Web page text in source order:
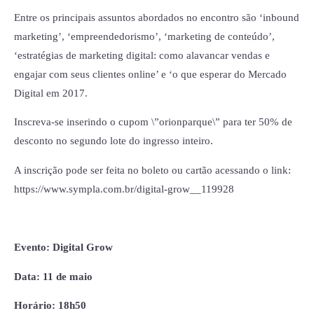
Entre os principais assuntos abordados no encontro são ‘inbound
marketing’, ‘empreendedorismo’, ‘marketing de conteúdo’,
‘estratégias de marketing digital: como alavancar vendas e
engajar com seus clientes online’ e ‘o que esperar do Mercado
Digital em 2017.
Inscreva-se inserindo o cupom \”orionparque\” para ter 50% de
desconto no segundo lote do ingresso inteiro.
A inscrição pode ser feita no boleto ou cartão acessando o link:
https://www.sympla.com.br/digital-grow__119928
Evento: Digital Grow
Data: 11 de maio
Horário: 18h50